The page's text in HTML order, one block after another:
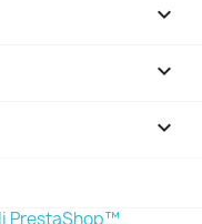



PrestaShop™